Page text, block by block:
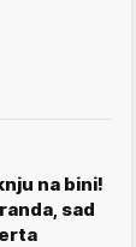
na bini!
sad